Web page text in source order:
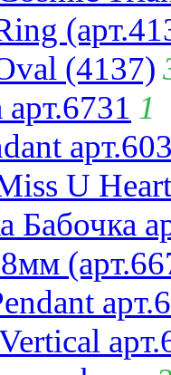
(4137)
1
U
Бабочка